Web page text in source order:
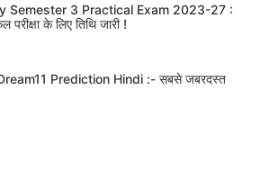
Semester 3 Practical Exam 2023-27 :
के लिए तिथि जारी !
Prediction Hindi :- सबसे जबरदस्त